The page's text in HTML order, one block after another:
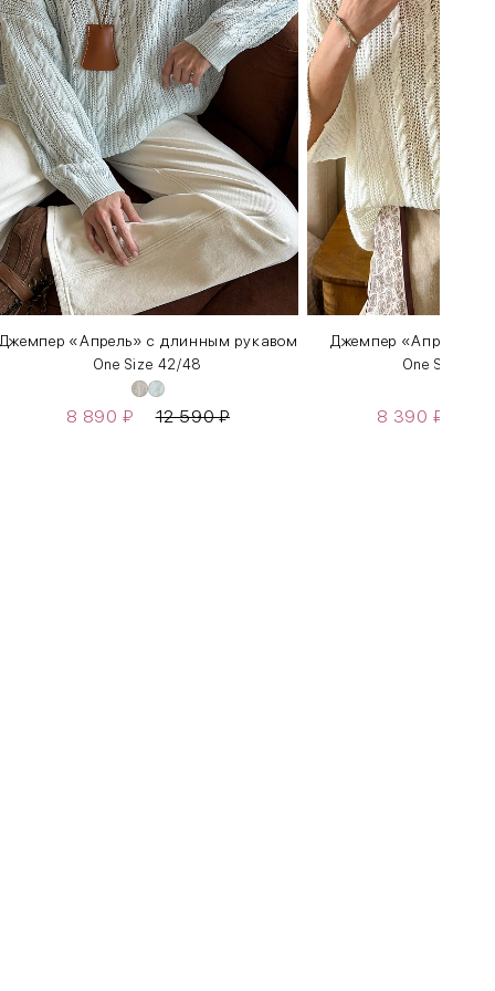
Джемпер «Апрель» c длинным рукавом
One Size 42/48
8 890 ₽ 12 590₽
Джемпер «Апрель» с
One Size
8 390 ₽